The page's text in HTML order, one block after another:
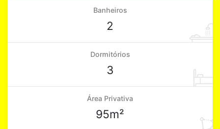
Banheiros
2
Dormitórios
3
Área Privativa
95m²